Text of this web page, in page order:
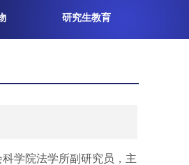
研究生教育
学院法学所副研究员，主